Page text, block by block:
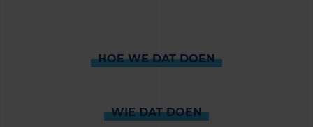
HOE WE DAT DOEN
WIE DAT DOEN